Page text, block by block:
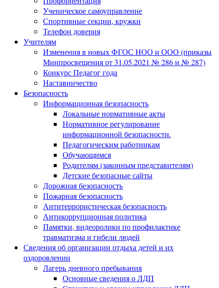
Ученическое самоуправление
Спортивные секции, кружки
Телефон доверия
Учителям
Изменения в новых ФГОС НОО и ООО (приказы
Минпросвещения от 31.05.2021 № 286 и № 287)
Конкурс Педагог года
Наставничество
Безопасность
Информационная безопасность
Локальные нормативные акты
Нормативное регулирование
информационной безопасности.
Педагогическим работникам
Обучающимся
Родителям (законным представителям)
Детские безопасные сайты
Дорожная безопасность
Пожарная безопасность
Антитеррористическая безопасность
Антикоррупционная политика
Памятки, видеоролики по профилактике
травматизма и гибели людей
Сведения об организации отдыха детей и их
оздоровлении
Лагерь дневного пребывания
Основные сведения о ЛДП